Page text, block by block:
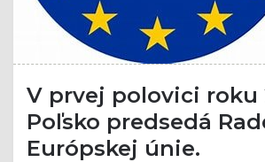
V prvej polovici roku
Poľsko predsedá
Európskej únie.